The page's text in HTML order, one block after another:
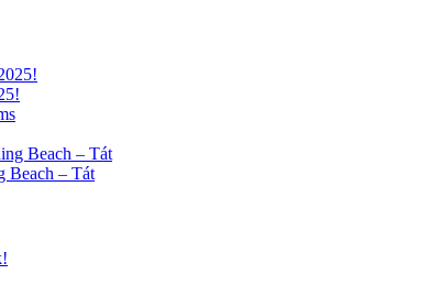
Beach – Tát